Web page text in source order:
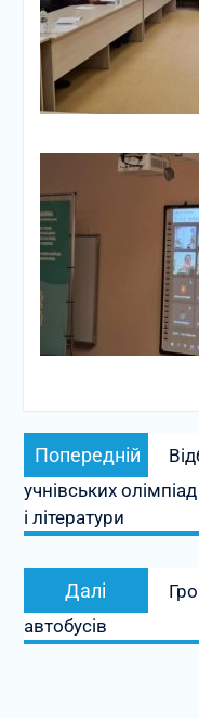
Навігація
записів
Попередній
учнівських
і літератури
Далі
автобусів